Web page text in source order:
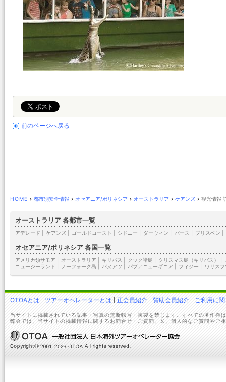
前のページへ戻る
HOME › 都市別安全情報 › オセアニア/ポリネシア › オーストラリア › ケアンズ › 観光情報
オーストラリア 各都市一覧
アデレード ケアンズ ゴールドコースト シドニー ダーウィン パース ブリスベン
オセアニア/ポリネシア 各国一覧
アメリカ領サモア オーストラリア キリバス クック諸島 クリスマス島（キリバス）
ニュージーランド
ノーフォーク島 バヌアツ パプアニューギニア フィジー ワリス
OTOAとは ツアーオペレーターとは 正会員紹介 賛助会員紹介 ご利用に
当サイトに掲載されている記事・写真の無断転写・複製を禁じます。すべての著作権
弊会では、当サイトの掲載情報に関するお問合せ・ご質問、又、個人的なご質問やご